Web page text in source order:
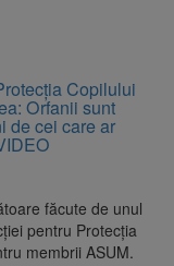
Copilului
Orfanii sunt
de cei care ar
făcute de unul
pentru Protecția
membrii ASUM.